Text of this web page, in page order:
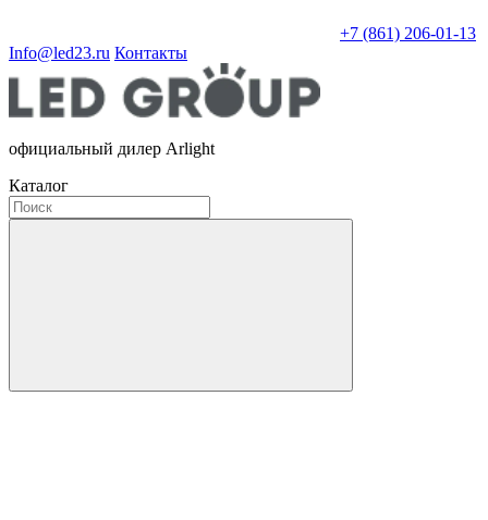
+7 (861) 206-01-13
Info@led23.ru Контакты
официальный дилер Arlight
Каталог